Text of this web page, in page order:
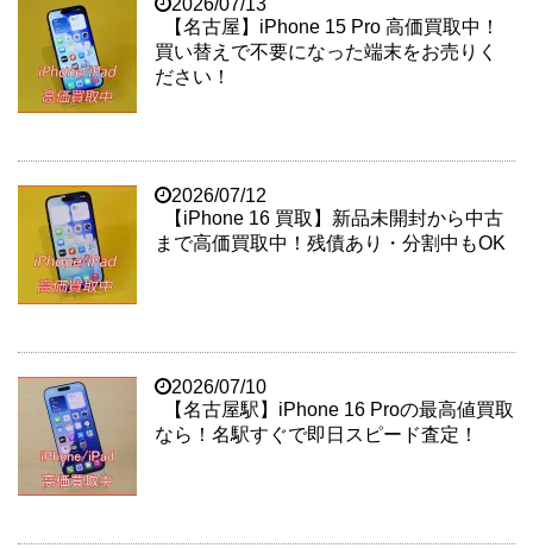
2026/07/13
【名古屋】iPhone 15 Pro 高価買取中！
買い替えで不要になった端末をお売りく
ださい！
2026/07/12
【iPhone 16 買取】新品未開封から中古
まで高価買取中！残債あり・分割中もOK
2026/07/10
【名古屋駅】iPhone 16 Proの最高値買取
なら！名駅すぐで即日スピード査定！